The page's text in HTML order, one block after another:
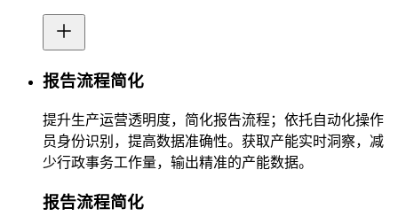
报告流程简化
提升生产运营透明度，简化报告流程；依托自动化操作
员身份识别，提高数据准确性。获取产能实时洞察，减
少行政事务工作量，输出精准的产能数据。
报告流程简化